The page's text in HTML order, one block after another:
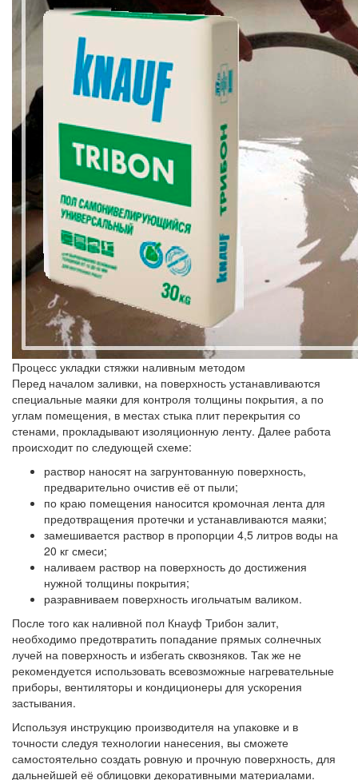
Процесс укладки стяжки наливным методом
Перед началом заливки, на поверхность устанавливаются
специальные маяки для контроля толщины покрытия, а по
углам помещения, в местах стыка плит перекрытия со
стенами, прокладывают изоляционную ленту. Далее работа
происходит по следующей схеме:
раствор наносят на загрунтованную поверхность,
предварительно очистив её от пыли;
по краю помещения наносится кромочная лента для
предотвращения протечки и устанавливаются маяки;
замешивается раствор в пропорции 4,5 литров воды на
20 кг смеси;
наливаем раствор на поверхность до достижения
нужной толщины покрытия;
разравниваем поверхность игольчатым валиком.
После того как наливной пол Кнауф Трибон залит,
необходимо предотвратить попадание прямых солнечных
лучей на поверхность и избегать сквозняков. Так же не
рекомендуется использовать всевозможные нагревательные
приборы, вентиляторы и кондиционеры для ускорения
застывания.
Используя инструкцию производителя на упаковке и в
точности следуя технологии нанесения, вы сможете
самостоятельно создать ровную и прочную поверхность, для
дальнейшей её облицовки декоративными материалами.